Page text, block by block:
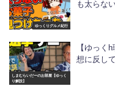
ゆっくりグルメ紀行
も太らな
しまむらいだーのお部屋【ゆっく
り解説】
【ゆっく
想に反し